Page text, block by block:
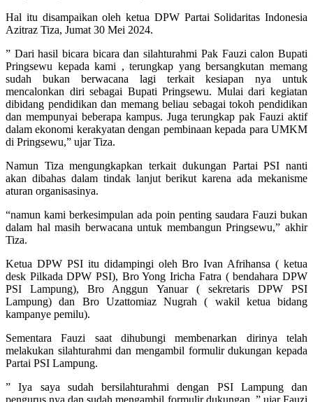
Hal itu disampaikan oleh ketua DPW Partai Solidaritas Indonesia
Azitraz Tiza, Jumat 30 Mei 2024.
” Dari hasil bicara bicara dan silahturahmi Pak Fauzi calon Bupati
Pringsewu kepada kami , terungkap yang bersangkutan memang
sudah bukan berwacana lagi terkait kesiapan nya untuk
mencalonkan diri sebagai Bupati Pringsewu. Mulai dari kegiatan
dibidang pendidikan dan memang beliau sebagai tokoh pendidikan
dan mempunyai beberapa kampus. Juga terungkap pak Fauzi aktif
dalam ekonomi kerakyatan dengan pembinaan kepada para UMKM
di Pringsewu,” ujar Tiza.
Namun Tiza mengungkapkan terkait dukungan Partai PSI nanti
akan dibahas dalam tindak lanjut berikut karena ada mekanisme
aturan organisasinya.
“namun kami berkesimpulan ada poin penting saudara Fauzi bukan
dalam hal masih berwacana untuk membangun Pringsewu,” akhir
Tiza.
Ketua DPW PSI itu didampingi oleh Bro Ivan Afrihansa ( ketua
desk Pilkada DPW PSI), Bro Yong Iricha Fatra ( bendahara DPW
PSI Lampung), Bro Anggun Yanuar ( sekretaris DPW PSI
Lampung) dan Bro Uzattomiaz Nugrah ( wakil ketua bidang
kampanye pemilu).
Sementara Fauzi saat dihubungi membenarkan dirinya telah
melakukan silahturahmi dan mengambil formulir dukungan kepada
Partai PSI Lampung.
” Iya saya sudah bersilahturahmi dengan PSI Lampung dan
pengurus nya dan sudah mengambil formulir dukungan ,” ujar Fauzi